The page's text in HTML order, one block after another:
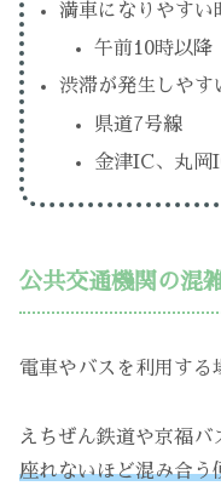
満車になりやすい
午前10時以降
渋滞が発生しやす
県道7号線
金津IC、丸岡
公共交通機関の混
電車やバスを利用する
えちぜん鉄道や京福バ
座れないほど混み合う